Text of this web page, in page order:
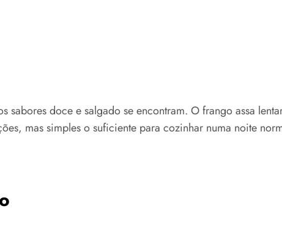
doce e salgado se encontram. O frango assa
mas simples o suficiente para cozinhar numa noite